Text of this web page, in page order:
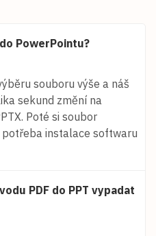
PowerPointu?
souboru výše a náš
sekund změní na
Poté si soubor
instalace softwaru
PDF do PPT vypadat